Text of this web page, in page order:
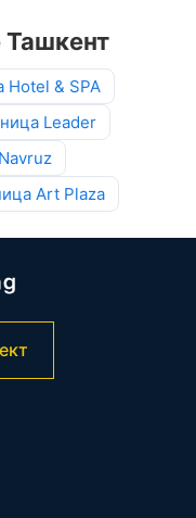
Ташкент
Hotel & SPA
Leader
Art Plaza